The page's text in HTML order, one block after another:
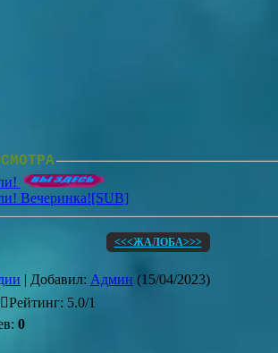
Вечеринка![SUB]
<<<ЖАЛОБА>>>
| Добавил: Админ (15/04/2023)
Рейтинг: 5.0/1
: 0